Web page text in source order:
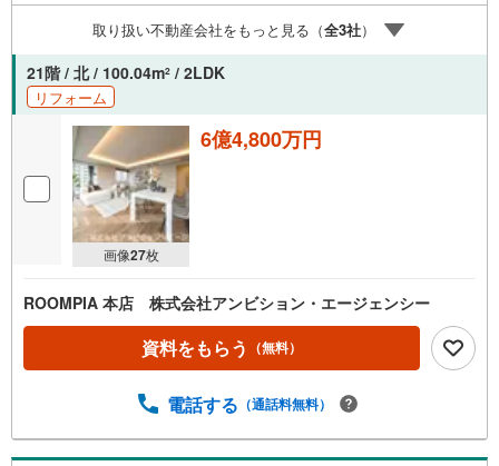
お伝え下さい。【資料をもらう】【室内・現地を見学す
る】ボタンよりご予約いただくとご見学がスムーズにご案
内できます。お客様のお住まいへの「希望」を形にするべ
く全力でお手伝いさせていただきます。お会いできる日を
心待ちにしております。
取り扱い不動産会社をもっと見る（全3社）
21階 / 北 / 100.04m2 / 2LDK
リフォーム
画像27枚
6億4,800万円
ROOMPIA 本店 株式会社アンビション・エージェンシー
資料をもらう （無料）
電話する （通話料無料）